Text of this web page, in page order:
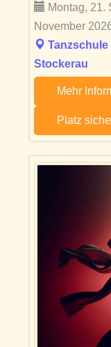
Montag, 21.
November
Tanzschule
Stockerau
Mehr
Platz